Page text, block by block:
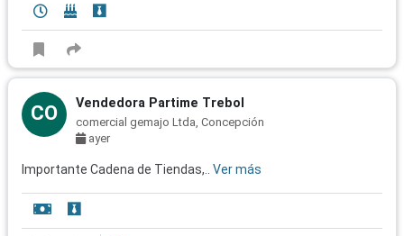
CO Vendedora Partime Trebol
comercial gemajo Ltda, Concepción
ayer
Importante Cadena de Tiendas,.. Ver más